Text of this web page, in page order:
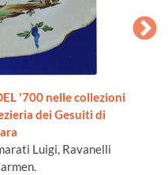
'700 nelle collezioni
dei Gesuiti di
Luigi, Ravanelli